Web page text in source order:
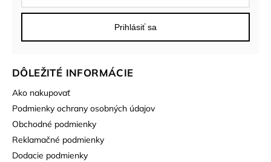
DÔLEŽITÉ INFORMÁCIE
Ako nakupovať
Podmienky ochrany osobných údajov
Obchodné podmienky
Reklamačné podmienky
Dodacie podmienky
Prihlásiť sa